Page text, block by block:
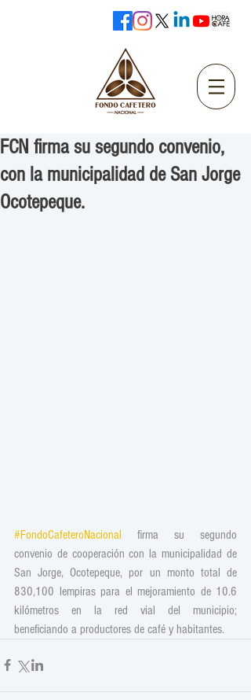
FCN firma su segundo convenio,
con la municipalidad de San Jorge
Ocotepeque.
#FondoCafeteroNacional firma su segundo
convenio de cooperación con la municipalidad de
San Jorge, Ocotepeque, por un monto total de
830,100 lempiras para el mejoramiento de 10.6
kilómetros en la red vial del municipio;
beneficiando a productores de café y habitantes.